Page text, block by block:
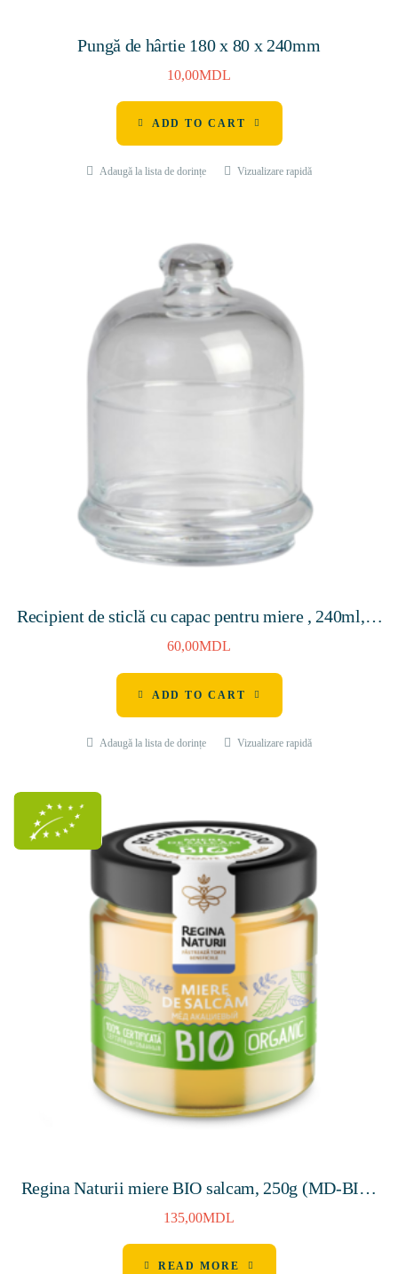
Pungă de hârtie 180 x 80 x 240mm
10,00MDL
ADD TO CART
Adaugă la lista de dorințe Vizualizare rapidă
Recipient de sticlă cu capac pentru miere , 240ml, H
– 120mm
60,00MDL
ADD TO CART
Adaugă la lista de dorințe Vizualizare rapidă
Regina Naturii miere BIO salcam, 250g (MD-BIO-
140, MD-ECO-004)
135,00MDL
READ MORE